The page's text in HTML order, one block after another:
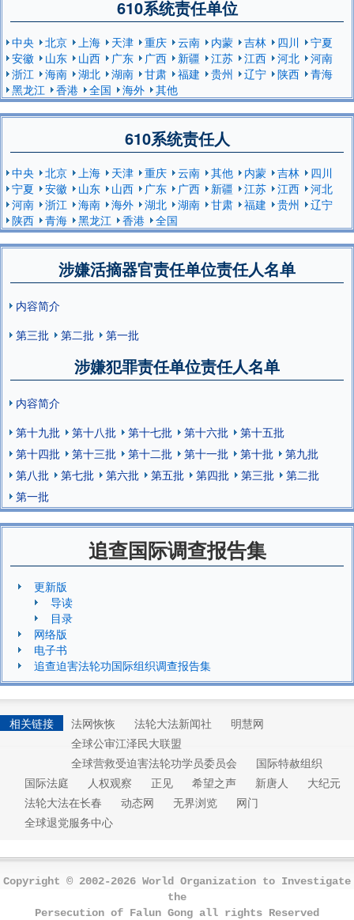
610系统责任单位
中央 北京 上海 天津 重庆 云南 内蒙 吉林 四川
宁夏
安徽
山东 山西 广东 广西 新疆 江苏 江西 河北
河南
浙江
海南 湖北 湖南 甘肃 福建 贵州 辽宁 陕西
青海
黑龙江
香港 全国 海外 其他
610系统责任人
中央 北京 上海 天津 重庆 云南 其他 内蒙 吉林
四川
宁夏
安徽 山东 山西 广东 广西 新疆 江苏 江西
河北
河南
浙江 海南 海外 湖北 湖南 甘肃 福建 贵州
辽宁
陕西
青海 黑龙江 香港 全国
涉嫌活摘器官责任单位责任人名单
内容简介
第三批
第二批 第一批
涉嫌犯罪责任单位责任人名单
内容简介
第十九批
第十八批 第十七批 第十六批
第十五批
第十四批
第十三批 第十二批 第十一批 第十批
第九批
第八批
第七批 第六批 第五批 第四批 第三批
第二批
第一批
追查国际调查报告集
更新版
导读
目录
网络版
电子书
追查迫害法轮功国际组织调查报告集
相关链接 法网恢恢 法轮大法新闻社
明慧网
全球公审江泽民大联盟
全球营救受迫害法轮功学员委员会
国际特赦组织
国际法庭
人权观察 正见 希望之声 新唐人
大纪元
法轮大法在长春
动态网 无界浏览
网门
全球退党服务中心
Copyright © 2002-2026 World Organization to Investigate
the
Persecution of Falun Gong all rights Reserved